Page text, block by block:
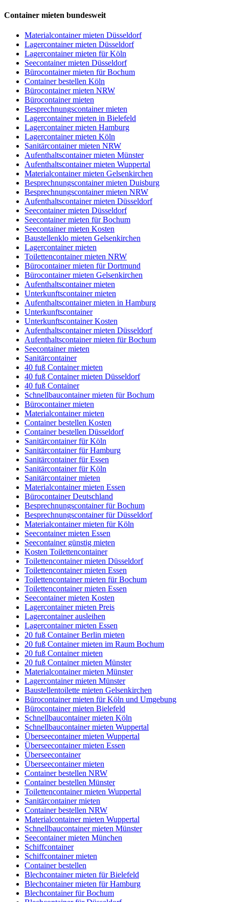
Container mieten bundesweit
Materialcontainer mieten Düsseldorf
Lagercontainer mieten Düsseldorf
Lagercontainer mieten für Köln
Seecontainer mieten Düsseldorf
Bürocontainer mieten für Bochum
Container bestellen Köln
Bürocontainer mieten NRW
Bürocontainer mieten
Besprechnungscontainer mieten
Lagercontainer mieten in Bielefeld
Lagercontainer mieten Hamburg
Lagercontainer mieten Köln
Sanitärcontainer mieten NRW
Aufenthaltscontainer mieten Münster
Aufenthaltscontainer mieten Wuppertal
Materialcontainer mieten Gelsenkirchen
Besprechnungscontainer mieten Duisburg
Besprechnungscontainer mieten NRW
Aufenthaltscontainer mieten Düsseldorf
Seecontainer mieten Düsseldorf
Seecontainer mieten für Bochum
Seecontainer mieten Kosten
Baustellenklo mieten Gelsenkirchen
Lagercontainer mieten
Toilettencontainer mieten NRW
Bürocontainer mieten für Dortmund
Bürocontainer mieten Gelsenkirchen
Aufenthaltscontainer mieten
Unterkunftscontainer mieten
Aufenthaltscontainer mieten in Hamburg
Unterkunftscontainer
Unterkunftscontainer Kosten
Aufenthaltscontainer mieten Düsseldorf
Aufenthaltscontainer mieten für Bochum
Seecontainer mieten
Sanitärcontainer
40 fuß Container mieten
40 fuß Container mieten Düsseldorf
40 fuß Container
Schnellbaucontainer mieten für Bochum
Bürocontainer mieten
Materialcontainer mieten
Container bestellen Kosten
Container bestellen Düsseldorf
Sanitärcontainer für Köln
Sanitärcontainer für Hamburg
Sanitärcontainer für Essen
Sanitärcontainer für Köln
Sanitärcontainer mieten
Materialcontainer mieten Essen
Bürocontainer Deutschland
Besprechnungscontainer für Bochum
Besprechnungscontainer für Düsseldorf
Materialcontainer mieten für Köln
Seecontainer mieten Essen
Seecontainer günstig mieten
Kosten Toilettencontainer
Toilettencontainer mieten Düsseldorf
Toilettencontainer mieten Essen
Toilettencontainer mieten für Bochum
Toilettencontainer mieten Essen
Seecontainer mieten Kosten
Lagercontainer mieten Preis
Lagercontainer ausleihen
Lagercontainer mieten Essen
20 fuß Container Berlin mieten
20 fuß Container mieten im Raum Bochum
20 fuß Container mieten
20 fuß Container mieten Münster
Materialcontainer mieten Münster
Lagercontainer mieten Münster
Baustellentoilette mieten Gelsenkirchen
Bürocontainer mieten für Köln und Umgebung
Bürocontainer mieten Bielefeld
Schnellbaucontainer mieten Köln
Schnellbaucontainer mieten Wuppertal
Überseecontainer mieten Wuppertal
Überseecontainer mieten Essen
Überseecontainer
Überseecontainer mieten
Container bestellen NRW
Container bestellen Münster
Toilettencontainer mieten Wuppertal
Sanitärcontainer mieten
Container bestellen NRW
Materialcontainer mieten Wuppertal
Schnellbaucontainer mieten Münster
Seecontainer mieten München
Schiffcontainer
Schiffcontainer mieten
Container bestellen
Blechcontainer mieten für Bielefeld
Blechcontainer mieten für Hamburg
Blechcontainer für Bochum